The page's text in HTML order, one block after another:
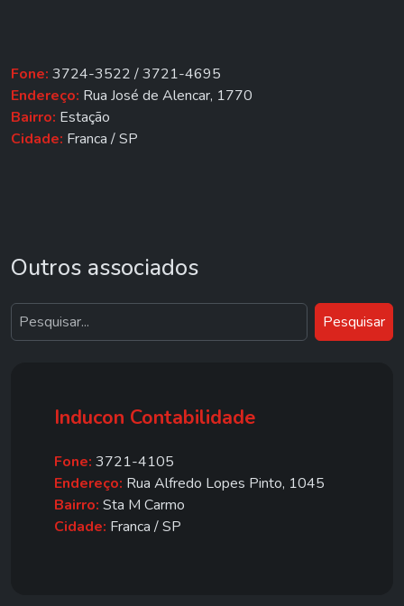
Fone: 3724-3522 / 3721-4695
Endereço: Rua José de Alencar, 1770
Bairro: Estação
Cidade: Franca / SP
Outros associados
Pesquisar
Inducon Contabilidade
Fone: 3721-4105
Endereço: Rua Alfredo Lopes Pinto, 1045
Bairro: Sta M Carmo
Cidade: Franca / SP